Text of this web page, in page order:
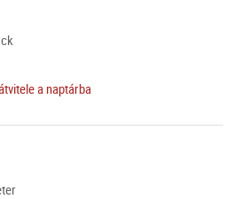
a naptárba